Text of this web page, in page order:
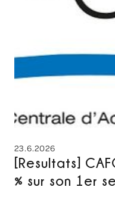
23.6.2026
[Resultats]
% sur son 1er